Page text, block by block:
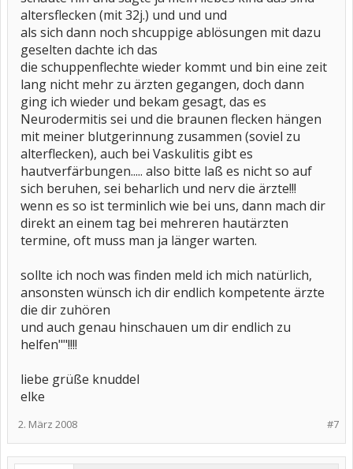
altersflecken (mit 32j.) und und und
als sich dann noch shcuppige ablösungen mit dazu
geselten dachte ich das
die schuppenflechte wieder kommt und bin eine zeit
lang nicht mehr zu ärzten gegangen, doch dann
ging ich wieder und bekam gesagt, das es
Neurodermitis sei und die braunen flecken hängen
mit meiner blutgerinnung zusammen (soviel zu
alterflecken), auch bei Vaskulitis gibt es
hautverfärbungen..... also bitte laß es nicht so auf
sich beruhen, sei beharlich und nerv die ärzte!!!
wenn es so ist terminlich wie bei uns, dann mach dir
direkt an einem tag bei mehreren hautärzten
termine, oft muss man ja länger warten.
sollte ich noch was finden meld ich mich natürlich,
ansonsten wünsch ich dir endlich kompetente ärzte
die dir zuhören
und auch genau hinschauen um dir endlich zu
helfen""!!!!
liebe grüße knuddel
elke
#7
2. März 2008